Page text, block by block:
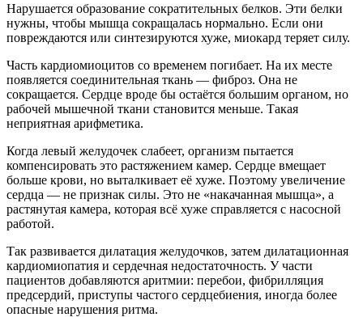
Нарушается образование сократительных белков. Эти белки
нужны, чтобы мышца сокращалась нормально. Если они
повреждаются или синтезируются хуже, миокард теряет силу.
Часть кардиомиоцитов со временем погибает. На их месте
появляется соединительная ткань — фиброз. Она не
сокращается. Сердце вроде бы остаётся большим органом, но
рабочей мышечной ткани становится меньше. Такая
неприятная арифметика.
Когда левый желудочек слабеет, организм пытается
компенсировать это растяжением камер. Сердце вмещает
больше крови, но выталкивает её хуже. Поэтому увеличение
сердца — не признак силы. Это не «накачанная мышца», а
растянутая камера, которая всё хуже справляется с насосной
работой.
Так развивается дилатация желудочков, затем дилатационная
кардиомиопатия и сердечная недостаточность. У части
пациентов добавляются аритмии: перебои, фибрилляция
предсердий, приступы частого сердцебиения, иногда более
опасные нарушения ритма.